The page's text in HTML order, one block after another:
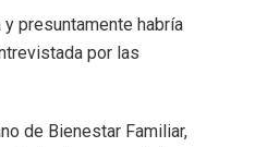
presuntamente habría
por las
de Bienestar Familiar,